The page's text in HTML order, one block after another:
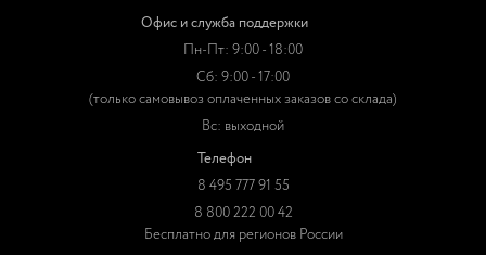
Офис и служба поддержки
Пн-Пт: 9:00 - 18:00
Сб: 9:00 - 17:00
(только самовывоз оплаченных заказов со склада)
Вс: выходной
Телефон
8 495 777 91 55
8 800 222 00 42
Бесплатно для регионов России